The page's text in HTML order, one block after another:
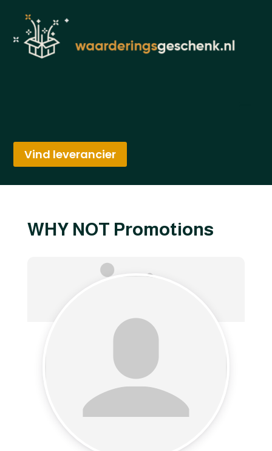
Vind leverancier
WHY NOT Promotions